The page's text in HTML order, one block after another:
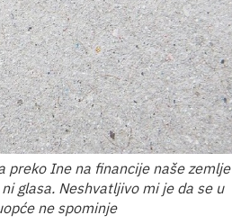
preko Ine na financije naše zemlje
glasa. Neshvatljivo mi je da se u
ne spominje